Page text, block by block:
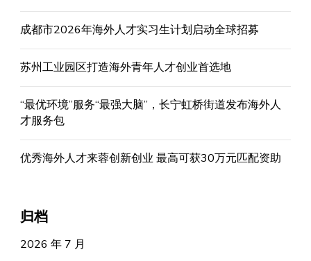
成都市2026年海外人才实习生计划启动全球招募
苏州工业园区打造海外青年人才创业首选地
“最优环境”服务“最强大脑”，长宁虹桥街道发布海外人
才服务包
优秀海外人才来蓉创新创业 最高可获30万元匹配资助
归档
2026 年 7 月